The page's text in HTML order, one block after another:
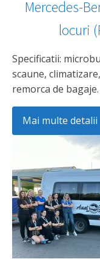
Mercedes-
locuri
Specificatii:
scaune,
remorca de bagaje.
Mai multe detalii